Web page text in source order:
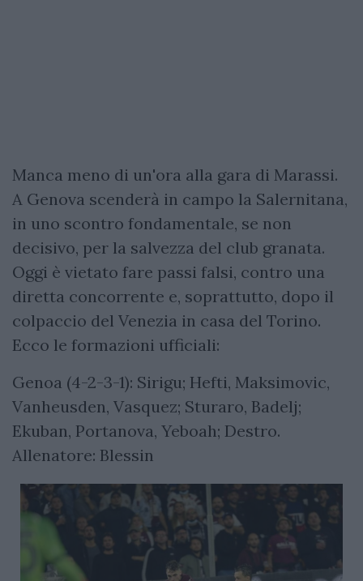
Manca meno di un'ora alla gara di Marassi.
A Genova scenderà in campo la Salernitana,
in uno scontro fondamentale, se non
decisivo, per la salvezza del club granata.
Oggi è vietato fare passi falsi, contro una
diretta concorrente e, soprattutto, dopo il
colpaccio del Venezia in casa del Torino.
Ecco le formazioni ufficiali:
Genoa (4-2-3-1): Sirigu; Hefti, Maksimovic,
Vanheusden, Vasquez; Sturaro, Badelj;
Ekuban, Portanova, Yeboah; Destro.
Allenatore: Blessin